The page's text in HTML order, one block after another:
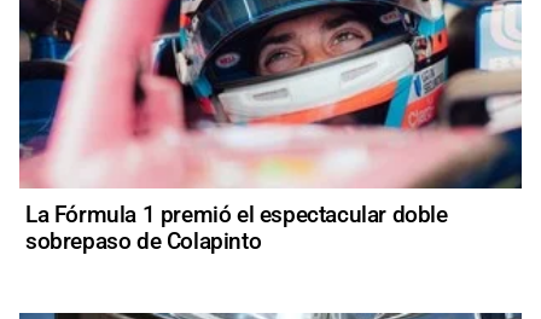
La Fórmula 1 premió el espectacular doble
sobrepaso de Colapinto